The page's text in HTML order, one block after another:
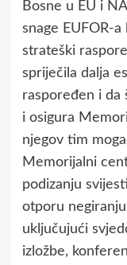
Bosne u EU i
snage EUFOR-
strateški
spriječila dalja
raspoređen i da
i osigura
njegov tim
Memorijalni
podizanju
otporu
uključujući
izložbe,